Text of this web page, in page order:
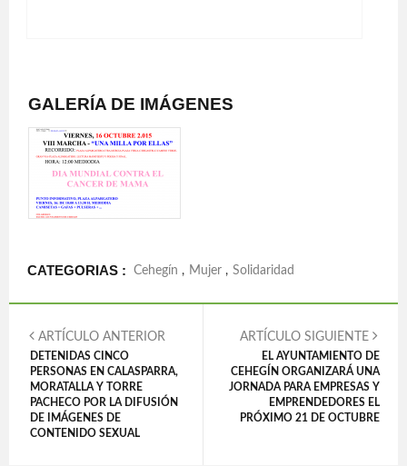
GALERÍA DE IMÁGENES
CATEGORIAS : Cehegín , Mujer , Solidaridad
ARTÍCULO ANTERIOR
DETENIDAS CINCO
PERSONAS EN CALASPARRA,
MORATALLA Y TORRE
PACHECO POR LA DIFUSIÓN
DE IMÁGENES DE
CONTENIDO SEXUAL
ARTÍCULO SIGUIENTE
EL AYUNTAMIENTO DE
CEHEGÍN ORGANIZARÁ UNA
JORNADA PARA EMPRESAS Y
EMPRENDEDORES EL
PRÓXIMO 21 DE OCTUBRE